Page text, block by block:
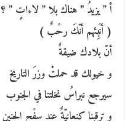
أ ” يزيدُ ” هناك بلا ” لاءاتٍ ” ؟
( أنْبِئهم أنّكَ رحْبٌ )
أنّ بلادك ضيقةٌ
و خيولك قد حملتْ وزرَ التاريخ
سيرجع نبراسُ نخلتنا في الجنوب
و ترقبنا كنعانيّةٌ عند سفْح الحنين